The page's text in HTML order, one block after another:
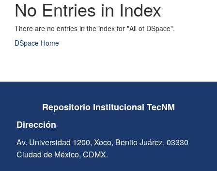
No Entries in Index
There are no entries in the index for "All of DSpace".
DSpace Home
Repositorio Institucional TecNM
Dirección
Av. Universidad 1200, Xoco, Benito Juárez, 03330
Ciudad de México, CDMX.